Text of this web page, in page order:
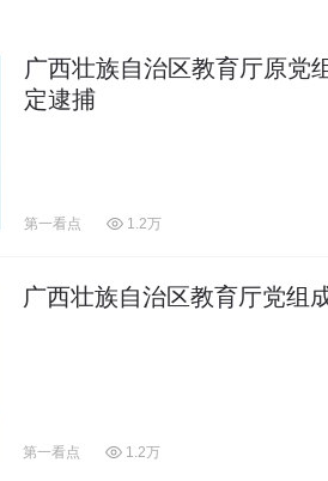
广西壮族自治区教育厅原党
定逮捕
第一看点 1.2万
广西壮族自治区教育厅党组
第一看点 1.2万